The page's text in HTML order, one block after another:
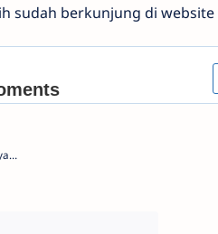
sudah berkunjung di website